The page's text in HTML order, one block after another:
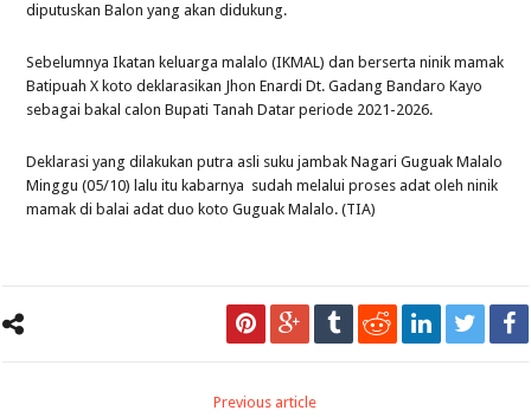
diputuskan Balon yang akan didukung.
Sebelumnya Ikatan keluarga malalo (IKMAL) dan berserta ninik mamak
Batipuah X koto deklarasikan Jhon Enardi Dt. Gadang Bandaro Kayo
sebagai bakal calon Bupati Tanah Datar periode 2021-2026.
Deklarasi yang dilakukan putra asli suku jambak Nagari Guguak Malalo
Minggu (05/10) lalu itu kabarnya sudah melalui proses adat oleh ninik
mamak di balai adat duo koto Guguak Malalo. (TIA)
Previous article